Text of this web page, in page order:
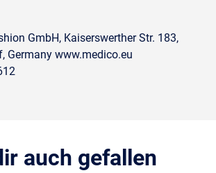
GmbH, Kaiserswerther Str. 183,
Germany www.medico.eu
auch gefallen